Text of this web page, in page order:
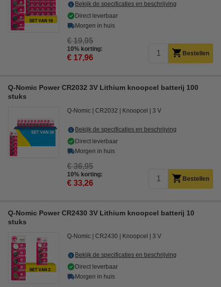
Bekijk de specificaties en beschrijving
Direct leverbaar
Morgen in huis
€ 19,95
10% korting:
€ 17,96 Bestellen
Q-Nomic Power CR2032 3V Lithium knoopcel batterij 100
stuks
Q-Nomic CR2032 Knoopcel 3 V
Bekijk de specificaties en beschrijving
Direct leverbaar
Morgen in huis
€ 36,95
10% korting:
€ 33,26 Bestellen
Q-Nomic Power CR2430 3V Lithium knoopcel batterij 10
stuks
Q-Nomic CR2430 Knoopcel 3 V
Bekijk de specificaties en beschrijving
Direct leverbaar
Morgen in huis